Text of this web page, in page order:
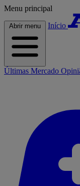
Menu principal
Abrir menu Início
Últimas Mercado